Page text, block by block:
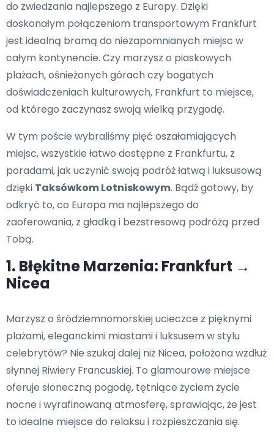
do zwiedzania najlepszego z Europy. Dzięki
doskonałym połączeniom transportowym Frankfurt
jest idealną bramą do niezapomnianych miejsc w
całym kontynencie. Czy marzysz o piaskowych
plażach, ośnieżonych górach czy bogatych
doświadczeniach kulturowych, Frankfurt to miejsce,
od którego zaczynasz swoją wielką przygodę.
W tym poście wybraliśmy pięć oszałamiających
miejsc, wszystkie łatwo dostępne z Frankfurtu, z
poradami, jak uczynić swoją podróż łatwą i luksusową
dzięki Taksówkom Lotniskowym. Bądź gotowy, by
odkryć to, co Europa ma najlepszego do
zaoferowania, z gładką i bezstresową podróżą przed
Tobą.
1. Błękitne Marzenia: Frankfurt →
Nicea
Marzysz o śródziemnomorskiej ucieczce z pięknymi
plażami, eleganckimi miastami i luksusem w stylu
celebrytów? Nie szukaj dalej niż Nicea, położona wzdłuż
słynnej Riwiery Francuskiej. To glamourowe miejsce
oferuje słoneczną pogodę, tętniące życiem życie
nocne i wyrafinowaną atmosferę, sprawiając, że jest
to idealne miejsce do relaksu i rozpieszczania się.